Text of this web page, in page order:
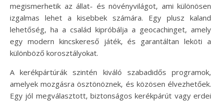
megismerhetik az állat- és növényvilágot, ami különösen
izgalmas lehet a kisebbek számára. Egy plusz kaland
lehetőség, ha a család kipróbálja a geocachinget, amely
egy modern kincskereső játék, és garantáltan leköti a
különböző korosztályokat.
A kerékpártúrák szintén kiváló szabadidős programok,
amelyek mozgásra ösztönöznek, és közösen élvezhetőek.
Egy jól megválasztott, biztonságos kerékpárút vagy erdei